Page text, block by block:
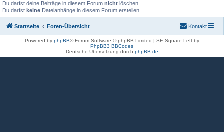
Du darfst deine Beiträge in diesem Forum nicht löschen.
Du darfst keine Dateianhänge in diesem Forum erstellen.
Startseite Foren-Übersicht Kontakt
Powered by phpBB® Forum Software © phpBB Limited | SE Square Left by
PhpBB3 BBCodes
Deutsche Übersetzung durch phpBB.de